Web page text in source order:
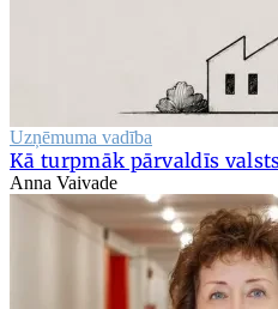
Uzņēmuma vadība
Kā turpmāk pārvaldīs
Anna Vaivade